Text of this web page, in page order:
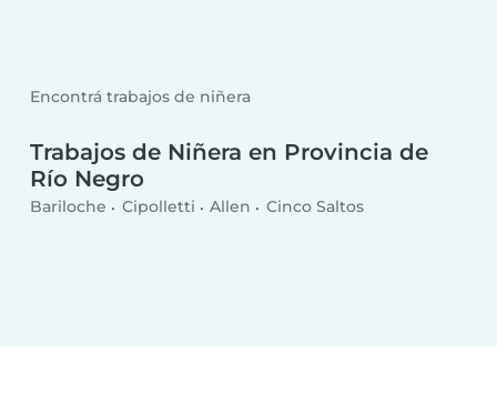
Encontrá trabajos de niñera
Trabajos de Niñera en Provincia de
Río Negro
Bariloche Cipolletti Allen Cinco Saltos